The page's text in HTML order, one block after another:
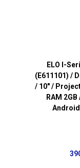
ELO I-
(E611101) /
/ 10" /
RAM
Android